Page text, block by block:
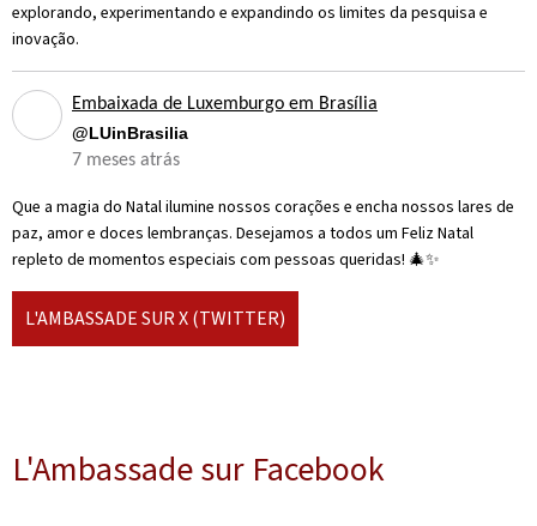
explorando, experimentando e expandindo os limites da pesquisa e
inovação.
Embaixada de Luxemburgo em Brasília
@LUinBrasilia
7 meses atrás
Que a magia do Natal ilumine nossos corações e encha nossos lares de
paz, amor e doces lembranças. Desejamos a todos um Feliz Natal
repleto de momentos especiais com pessoas queridas! 🎄✨
L'AMBASSADE SUR X (TWITTER)
L'Ambassade sur Facebook